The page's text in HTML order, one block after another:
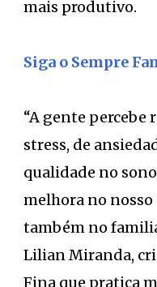
mais produtivo.
Siga o Sempre
“A gente percebe
stress, de
qualidade no
melhora no
também no
Lilian Miranda,
Fina que pratica